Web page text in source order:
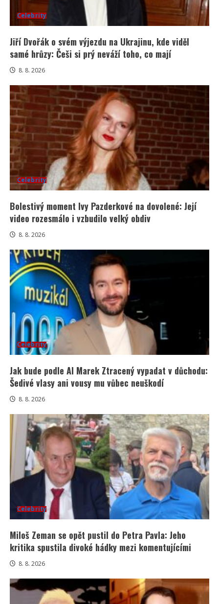
Celebrity
Jiří Dvořák o svém výjezdu na Ukrajinu, kde viděl
samé hrůzy: Češi si prý neváží toho, co mají
8. 8. 2026
Celebrity
Bolestivý moment Ivy Pazderkové na dovolené: Její
video rozesmálo i vzbudilo velký obdiv
8. 8. 2026
Celebrity
Jak bude podle AI Marek Ztracený vypadat v důchodu:
Šedivé vlasy ani vousy mu vůbec neuškodí
8. 8. 2026
Celebrity
Miloš Zeman se opět pustil do Petra Pavla: Jeho
kritika spustila divoké hádky mezi komentujícími
8. 8. 2026